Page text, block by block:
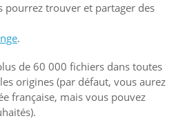
pourrez trouver et partager des
.
de 60 000 fichiers dans toutes
origines (par défaut, vous aurez
française, mais vous pouvez